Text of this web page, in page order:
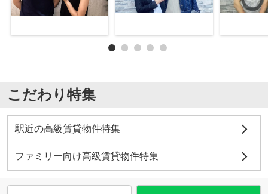
こだわり特集
駅近の高級賃貸物件特集
ファミリー向け高級賃貸物件特集